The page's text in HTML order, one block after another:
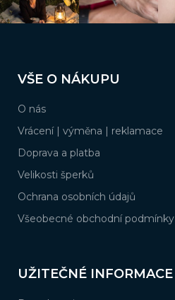
pVŠE O NÁKUPU
O nás
Vrácení | výměna | reklamace
Doprava a platba
Velikosti šperků
Ochrana osobních údajů
Všeobecné obchodní podmínky
UŽITEČNÉ INFORMACE